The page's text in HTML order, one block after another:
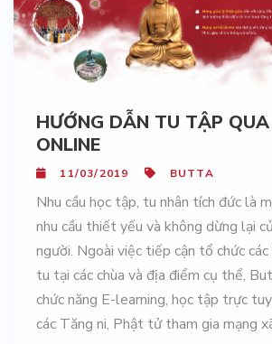
HƯỚNG DẪN TU TẬP
ONLINE
11/03/2019 BUTTA
Nhu cầu học tập, tu nhân tích đức là
nhu cầu thiết yếu và không dừng lại
người. Ngoài việc tiếp cận tổ chức các
tu tại các chùa và địa điểm cụ thể,
chức năng E-learning, học tập trực
các Tăng ni, Phật tử tham gia mạng